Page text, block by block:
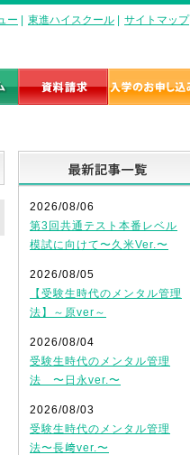
ー 東進ハイスクール サイトマップ
2026/08/06
第3回共通テスト本番レベル
模試に向けて〜久米Ver.〜
2026/08/05
【受験生時代のメンタル管理
法】～原ver～
2026/08/04
受験生時代のメンタル管理
法 〜日永ver.〜
2026/08/03
受験生時代のメンタル管理
法〜長﨑ver.〜